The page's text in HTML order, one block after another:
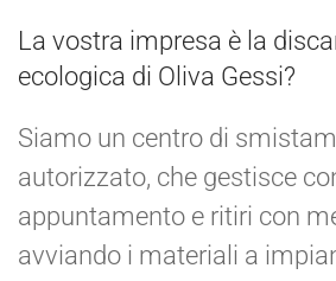
La vostra impresa è la
ecologica di Oliva Gessi?
Siamo un centro di
autorizzato, che gestisce
appuntamento e ritiri con
avviando i materiali a